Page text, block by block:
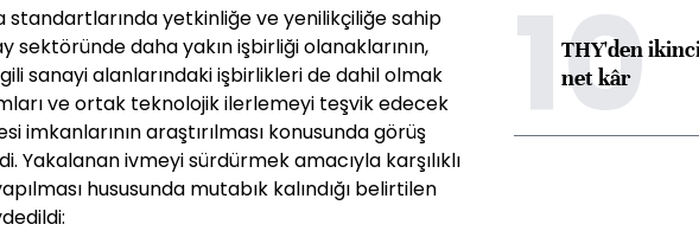
standartlarında yetkinliğe ve yenilikçiliğe sahip
sektöründe daha yakın işbirliği olanaklarının,
sanayi alanlarındaki işbirlikleri de dahil olmak
ve ortak teknolojik ilerlemeyi teşvik edecek
imkanlarının araştırılması konusunda görüş
Yakalanan ivmeyi sürdürmek amacıyla karşılıklı
hususunda mutabık kalındığı belirtilen
10
THY'den
net kâr